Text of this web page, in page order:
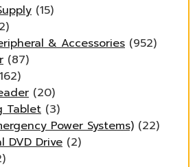
(15)
& Accessories (952)
(87)
(20)
Tablet (3)
Power Systems) (22)
DVD Drive (2)